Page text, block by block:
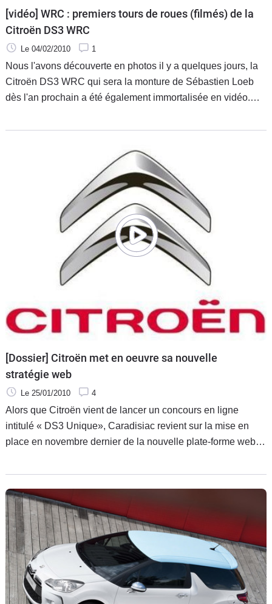
[vidéo] WRC : premiers tours de roues (filmés) de la
Citroën DS3 WRC
Le 04/02/2010 1
Nous l'avons découverte en photos il y a quelques jours, la
Citroën DS3 WRC qui sera la monture de Sébastien Loeb
dès l'an prochain a été également immortalisée en vidéo.
ont eu
[Dossier] Citroën met en oeuvre sa nouvelle
stratégie web
Le 25/01/2010 4
Alors que Citroën vient de lancer un concours en ligne
intitulé « DS3 Unique», Caradisiac revient sur la mise en
place en novembre dernier de la nouvelle plate-forme web
communication Dagobert.